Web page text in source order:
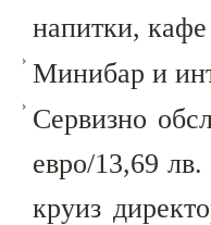
напитки,
Минибар и
Сервизно
евро/13,69
круиз